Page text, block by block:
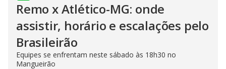
Remo x Atlético-MG: onde
assistir, horário e escalações pelo
Brasileirão
Equipes se enfrentam neste sábado às 18h30 no
Mangueirão